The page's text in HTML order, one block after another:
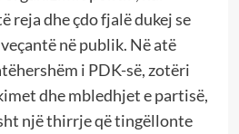
reja dhe çdo fjalë dukej se
në publik. Në atë
i PDK-së, zotëri
dhe mbledhjet e partisë,
një thirrje që tingëllonte